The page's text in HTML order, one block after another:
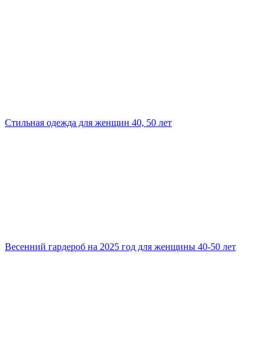
Стильная одежда для женщин 40, 50 лет
Весенний гардероб на 2025 год для женщины 40-50 лет